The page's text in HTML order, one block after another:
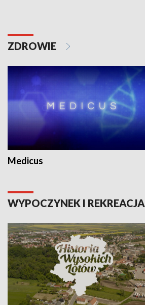
ZDROWIE
Medicus
WYPOCZYNEK I REKREACJA